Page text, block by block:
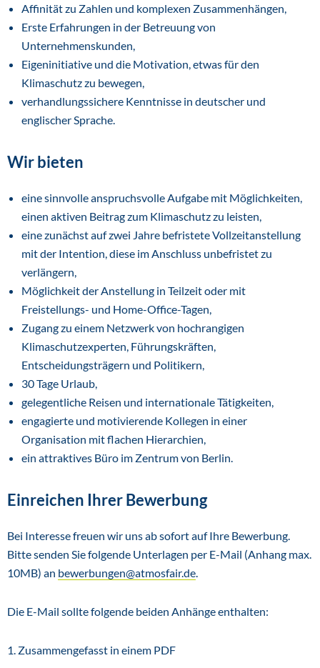
Affinität zu Zahlen und komplexen Zusammenhängen,
Erste Erfahrungen in der Betreuung von
Unternehmenskunden,
Eigeninitiative und die Motivation, etwas für den
Klimaschutz zu bewegen,
verhandlungssichere Kenntnisse in deutscher und
englischer Sprache.
Wir bieten
eine sinnvolle anspruchsvolle Aufgabe mit Möglichkeiten,
einen aktiven Beitrag zum Klimaschutz zu leisten,
eine zunächst auf zwei Jahre befristete Vollzeitanstellung
mit der Intention, diese im Anschluss unbefristet zu
verlängern,
Möglichkeit der Anstellung in Teilzeit oder mit
Freistellungs- und Home-Office-Tagen,
Zugang zu einem Netzwerk von hochrangigen
Klimaschutzexperten, Führungskräften,
Entscheidungsträgern und Politikern,
30 Tage Urlaub,
gelegentliche Reisen und internationale Tätigkeiten,
engagierte und motivierende Kollegen in einer
Organisation mit flachen Hierarchien,
ein attraktives Büro im Zentrum von Berlin.
Einreichen Ihrer Bewerbung
Bei Interesse freuen wir uns ab sofort auf Ihre Bewerbung.
Bitte senden Sie folgende Unterlagen per E-Mail (Anhang max.
10MB) an bewerbungen@atmosfair.de
Die E-Mail sollte folgende beiden Anhänge enthalten:
1. Zusammengefasst in einem PDF